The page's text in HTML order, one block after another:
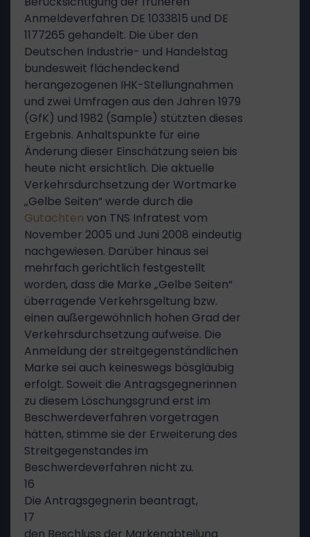
Anmeldeverfahren DE 1033815 und DE
1177265 gehandelt. Die über den
Deutschen Industrie- und Handelstag
bundesweit flächendeckend
herangezogenen IHK-Stellungnahmen
und zwei Umfragen aus den Jahren 1979
(GfK) und 1982 (Sample) stützten dieses
Ergebnis. Anhaltspunkte für eine
Änderung dieser Einschätzung seien bis
heute nicht ersichtlich. Die aktuelle
Verkehrsdurchsetzung der Wortmarke
„Gelbe Seiten“ werde durch die
Gutachten von TNS Infratest vom
November 2005 und Juni 2008 eindeutig
nachgewiesen. Darüber hinaus sei
mehrfach gerichtlich festgestellt
worden, dass die Marke „Gelbe Seiten“
überragende Verkehrsgeltung bzw.
einen außergewöhnlich hohen Grad der
Verkehrsdurchsetzung aufweise. Die
Anmeldung der streitgegenständlichen
Marke sei auch keineswegs bösgläubig
erfolgt. Soweit die Antragsgegnerinnen
zu diesem Löschungsgrund erst im
Beschwerdeverfahren vorgetragen
hätten, stimme sie der Erweiterung des
Streitgegenstandes im
Beschwerdeverfahren nicht zu.
16
Die Antragsgegnerin beantragt,
17